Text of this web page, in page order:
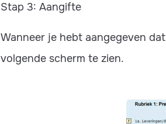
Stap 3: Aangifte
Wanneer je hebt aangegeven
volgende scherm te zien.